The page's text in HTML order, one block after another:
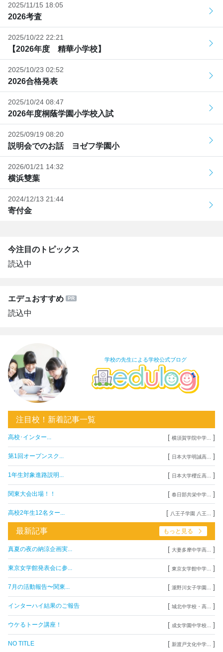
2025/11/15 18:05
2026考査
2025/10/22 22:21
【2026年度 精華小学校】
2025/10/23 02:52
2026合格発表
2025/10/24 08:47
2026年度桐蔭学園小学校入試
2025/09/19 08:20
説明会でのお話 ヨゼフ学園小
2026/01/21 14:32
横浜雙葉
2024/12/13 21:44
寄付金
今注目のトピックス
読込中
エデュおすすめ
読込中
学校の先生による学校公式ブログ
注目校！新着記事一覧
高校･インター... [ 横須賀学院中学... ]
第1回オープンスク... [ 日本大学明誠高... ]
1年生対象進路説明... [ 日本大学櫻丘高... ]
関東大会出場！！ [ 春日部共栄中学... ]
高校2年生12名ター... [ 八王子学園 八王... ]
最新記事 もっと見る
真夏の夜の納涼企画実... [ 大妻多摩中学高... ]
東京女学館発表会に参... [ 東京女学館中学... ]
7月の活動報告〜関東... [ 瀧野川女子学園... ]
インターハイ結果のご報告 [ 城北中学校・高... ]
ウケるトーク講座！ [ 成女学園中学校... ]
NO TITLE [ 新渡戸文化中学... ]